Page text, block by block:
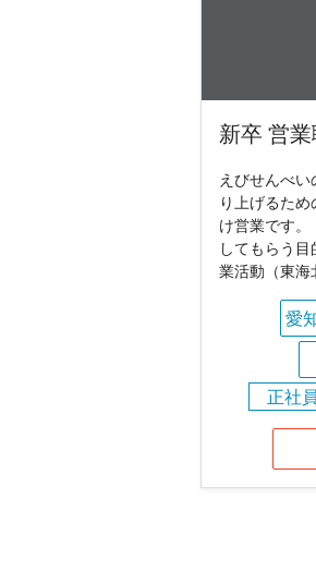
新卒 営
えびせんべ
り上げるた
け営業です
してもらう
業活動（東海
愛
正社員